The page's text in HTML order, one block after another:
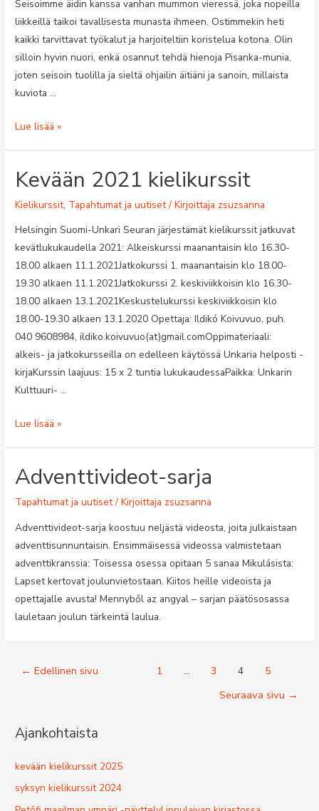
Seisoimme äidin kanssa vanhan mummon vieressä, joka nopeilla
liikkeillä taikoi tavallisesta munasta ihmeen. Ostimmekin heti
kaikki tarvittavat työkalut ja harjoiteltiin koristelua kotona. Olin
silloin hyvin nuori, enkä osannut tehdä hienoja Pisanka-munia,
joten seisoin tuolilla ja sieltä ohjailin äitiäni ja sanoin, millaista
kuviota …
Haastattelu:
kertoo
Lue lisää »
Kevään 2021 kielikurssit
Kielikurssit, Tapahtumat ja uutiset/ Kirjoittaja zsuzsanna
Helsingin Suomi-Unkari Seuran järjestämät kielikurssit jatkuvat
kevätlukukaudella 2021: Alkeiskurssi maanantaisin klo 16.30-
18.00 alkaen 11.1.2021Jatkokurssi 1. maanantaisin klo 18.00-
19.30 alkaen 11.1.2021Jatkokurssi 2. keskiviikkoisin klo 16.30-
18.00 alkaen 13.1.2021Keskustelukurssi keskiviikkoisin klo
18.00-19.30 alkaen 13.1.2020 Opettaja: Ildikó Koivuvuo, puh.
040 9608984, ildiko.koivuvuo(at)gmail.comOppimateriaali:
alkeis- ja jatkokursseilla on edelleen käytössä Unkaria helposti -
kirjaKurssin laajuus: 15 x 2 tuntia lukukaudessaPaikka: Unkarin
Kulttuuri- …
Kevään
Lue lisää »
Adventtivideot-sarja
Tapahtumat ja uutiset/ Kirjoittaja zsuzsanna
Adventtivideot-sarja koostuu neljästä videosta, joita julkaistaan
adventtisunnuntaisin. Ensimmäisessä videossa valmistetaan
adventtikranssia: Toisessa osessa opitaan 5 sanaa Mikulásista:
Lapset kertovat joulunvietostaan. Kiitos heille videoista ja
opettajalle avusta! Mennyből az angyal – sarjan päätösosassa
lauletaan joulun tärkeintä laulua.
Artikkelien
← Edellinen sivu 1 … 3 4
5
Seuraava sivu →
Ajankohtaista
kevään kielikurssit 2025
syksyn kielikurssit 2024